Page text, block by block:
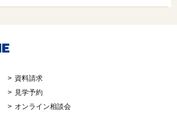
資料請求
見学予約
オンライン相談会